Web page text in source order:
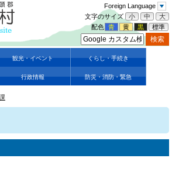
Foreign Language
文字のサイズ
小 中
大
配色 青 黄 黒 標準
観光・イベント くらし・手続き
行政情報 防災・消防・緊急